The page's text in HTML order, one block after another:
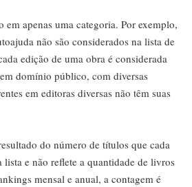
em apenas uma categoria. Por exemplo,
não são considerados na lista de
edição de uma obra é considerada
domínio público, com diversas
em editoras diversas não têm suas
do número de títulos que cada
e não reflete a quantidade de livros
mensal e anual, a contagem é